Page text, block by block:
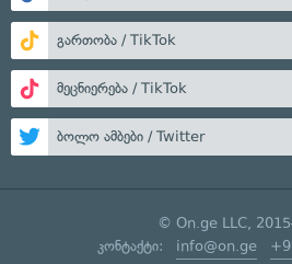
გართობა / TikTok
მეცნიერება / TikTok
ბოლო ამბები / Twitter
© On.ge LLC,
კონტაქტი: info@on.ge